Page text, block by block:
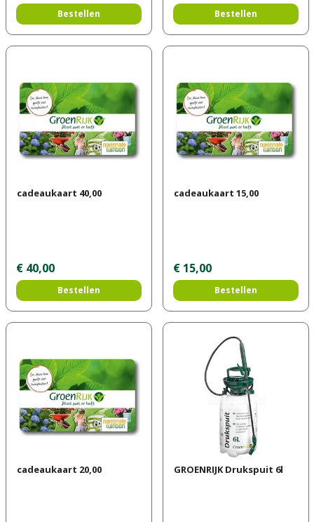
Bestellen Bestellen
cadeaukaart 40,00
€ 40,00
Bestellen
cadeaukaart 15,00
€ 15,00
Bestellen
cadeaukaart 20,00 GROENRIJK Drukspuit 6l